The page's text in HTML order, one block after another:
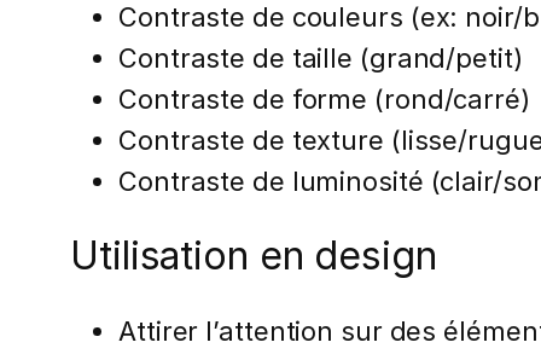
Contraste de couleurs (ex: noir/
Contraste de taille (grand/petit)
Contraste de forme (rond/carré)
Contraste de texture (lisse/
Contraste de luminosité (clair/
Utilisation en design
Attirer l’attention sur des